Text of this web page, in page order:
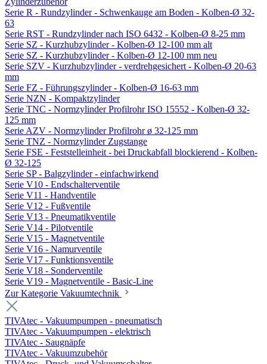
Serie R - Rundzylinder - Schwenkauge am Boden - Kolben-Ø 32-
63
Serie RST - Rundzylinder nach ISO 6432 - Kolben-Ø 8-25 mm
Serie SZ - Kurzhubzylinder - Kolben-Ø 12-100 mm alt
Serie SZ - Kurzhubzylinder - Kolben-Ø 12-100 mm neu
Serie SZV - Kurzhubzylinder - verdrehgesichert - Kolben-Ø 20-63
mm
Serie FZ - Führungszylinder - Kolben-Ø 16-63 mm
Serie NZN - Kompaktzylinder
Serie TNC - Normzylinder Profilrohr ISO 15552 - Kolben-Ø 32-
125 mm
Serie AZV - Normzylinder Profilrohr ø 32-125 mm
Serie TNZ - Normzylinder Zugstange
Serie FSE - Feststelleinheit - bei Druckabfall blockierend - Kolben-
Ø 32-125
Serie SP - Balgzylinder - einfachwirkend
Serie V10 - Endschalterventile
Serie V11 - Handventile
Serie V12 - Fußventile
Serie V13 - Pneumatikventile
Serie V14 - Pilotventile
Serie V15 - Magnetventile
Serie V16 - Namurventile
Serie V17 - Funktionsventile
Serie V18 - Sonderventile
Serie V19 - Magnetventile - Basic-Line
Zur Kategorie Vakuumtechnik
TIVAtec - Vakuumpumpen - pneumatisch
TIVAtec - Vakuumpumpen - elektrisch
TIVAtec - Saugnäpfe
TIVAtec - Vakuumzubehör